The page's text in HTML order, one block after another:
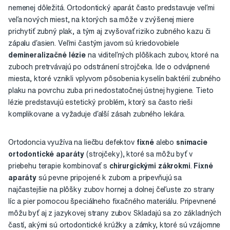
nemenej dôležitá. Ortodontický aparát často predstavuje veľmi
veľa nových miest, na ktorých sa môže v zvýšenej miere
prichytiť zubný plak, a tým aj zvyšovať riziko zubného kazu či
zápalu ďasien. Veľmi častým javom sú kriedovobiele
demineralizačné lézie na viditeľných plôškach zubov, ktoré na
zuboch pretrvávajú po odstránení strojčeka. Ide o odvápnené
miesta, ktoré vznikli vplyvom pôsobenia kyselín baktérií zubného
plaku na povrchu zuba pri nedostatočnej ústnej hygiene. Tieto
lézie predstavujú estetický problém, ktorý sa často rieši
komplikovane a vyžaduje ďalší zásah zubného lekára.
Ortodoncia využíva na liečbu defektov fixné alebo snímacie
ortodontické aparáty(strojčeky), ktoré sa môžu byť v
priebehu terapie kombinovať s chirurgickými zákrokmi
Fixné
aparáty sú pevne pripojené k zubom a pripevňujú sa
najčastejšie na plôšky zubov hornej a dolnej čeľuste zo strany
líc a pier pomocou špeciálneho fixačného materiálu. Pripevnené
môžu byť aj z jazykovej strany zubov. Skladajú sa zo základných
častí, akými sú ortodontické krúžky a zámky, ktoré sú vzájomne